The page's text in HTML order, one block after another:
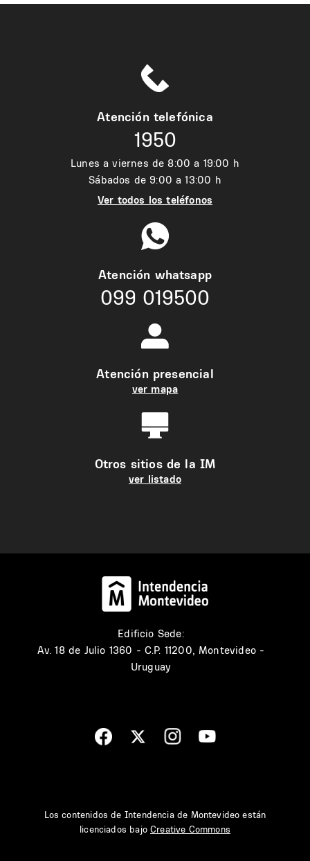
Atención telefónica
1950
Lunes a viernes de 8:00 a 19:00 h
Sábados de 9:00 a 13:00 h
Ver todos los teléfonos
Atención whatsapp
099 019500
Atención presencial
ver mapa
Otros sitios de la IM
ver listado
Edificio Sede:
Av. 18 de Julio 1360 - C.P. 11200, Montevideo -
Uruguay
Los contenidos de Intendencia de Montevideo están
licenciados bajoCreative Commons